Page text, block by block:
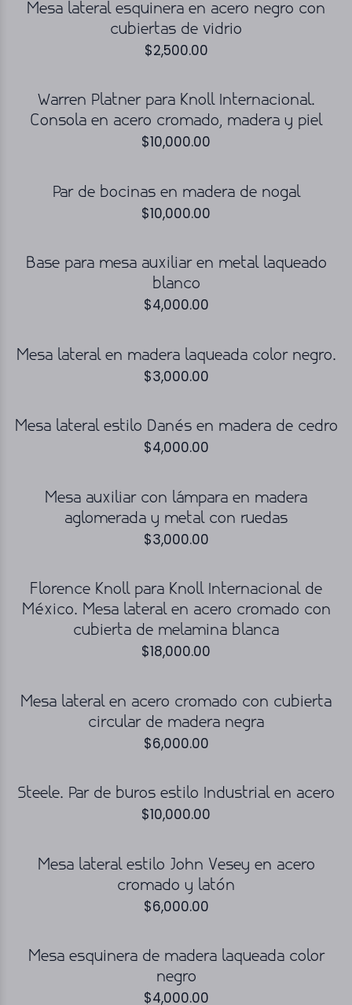
Mesa lateral esquinera en acero negro con
cubiertas de vidrio
$2,500.00
Warren Platner para Knoll Internacional.
Consola en acero cromado, madera y piel
$10,000.00
Par de bocinas en madera de nogal
$10,000.00
Base para mesa auxiliar en metal laqueado
blanco
$4,000.00
Mesa lateral en madera laqueada color negro.
$3,000.00
Mesa lateral estilo Danés en madera de cedro
$4,000.00
Mesa auxiliar con lámpara en madera
aglomerada y metal con ruedas
$3,000.00
Florence Knoll para Knoll Internacional de
México. Mesa lateral en acero cromado con
cubierta de melamina blanca
$18,000.00
Mesa lateral en acero cromado con cubierta
circular de madera negra
$6,000.00
Steele. Par de buros estilo Industrial en acero
$10,000.00
Mesa lateral estilo John Vesey en acero
cromado y latón
$6,000.00
Mesa esquinera de madera laqueada color
negro
$4,000.00